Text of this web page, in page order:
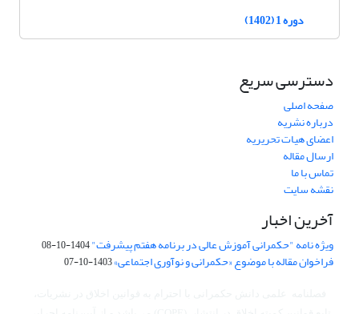
دوره 1 (1402)
دسترسی سریع
صفحه اصلی
درباره نشریه
اعضای هیات تحریریه
ارسال مقاله
تماس با ما
نقشه سایت
آخرین اخبار
ویژه نامه "حکمرانی آموزش عالی در برنامه هفتم پیشرفت"1404-10-08
فراخوان مقاله با موضوع «حکمرانی و نوآوری اجتماعی»1403-10-07